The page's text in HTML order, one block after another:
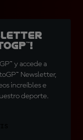
y accede a
Newsletter,
increíbles e
deporte.